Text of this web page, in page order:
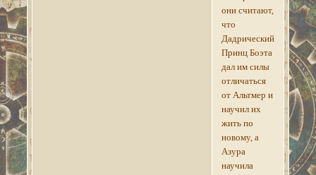
они считают,
что
Дадрический
Принц Боэта
дал им силы
отличаться
от Альтмер и
научил их
жить по
новому, а
Азура
научила